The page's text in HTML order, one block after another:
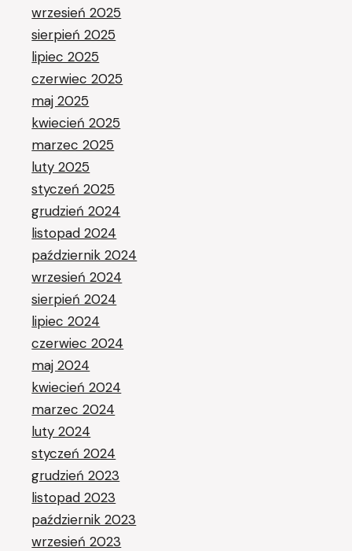
wrzesień 2025
sierpień 2025
lipiec 2025
czerwiec 2025
maj 2025
kwiecień 2025
marzec 2025
luty 2025
styczeń 2025
grudzień 2024
listopad 2024
październik 2024
wrzesień 2024
sierpień 2024
lipiec 2024
czerwiec 2024
maj 2024
kwiecień 2024
marzec 2024
luty 2024
styczeń 2024
grudzień 2023
listopad 2023
październik 2023
wrzesień 2023